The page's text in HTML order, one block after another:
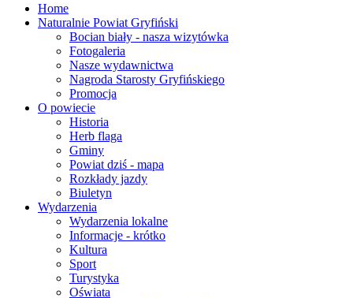
Home
Naturalnie Powiat Gryfiński
Bocian biały - nasza wizytówka
Fotogaleria
Nasze wydawnictwa
Nagroda Starosty Gryfińskiego
Promocja
O powiecie
Historia
Herb flaga
Gminy
Powiat dziś - mapa
Rozkłady jazdy
Biuletyn
Wydarzenia
Wydarzenia lokalne
Informacje - krótko
Kultura
Sport
Turystyka
Oświata